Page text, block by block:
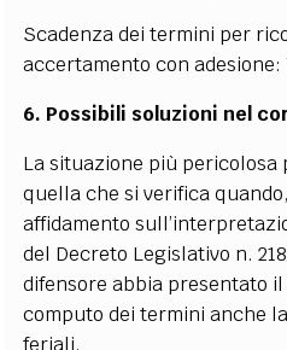
Scadenza dei termini per
accertamento con adesione:
6. Possibili soluzioni nel
La situazione più pericolosa
quella che si verifica
affidamento
del Decreto Legislativo n.
difensore abbia presentato
computo dei termini anche
feriali.